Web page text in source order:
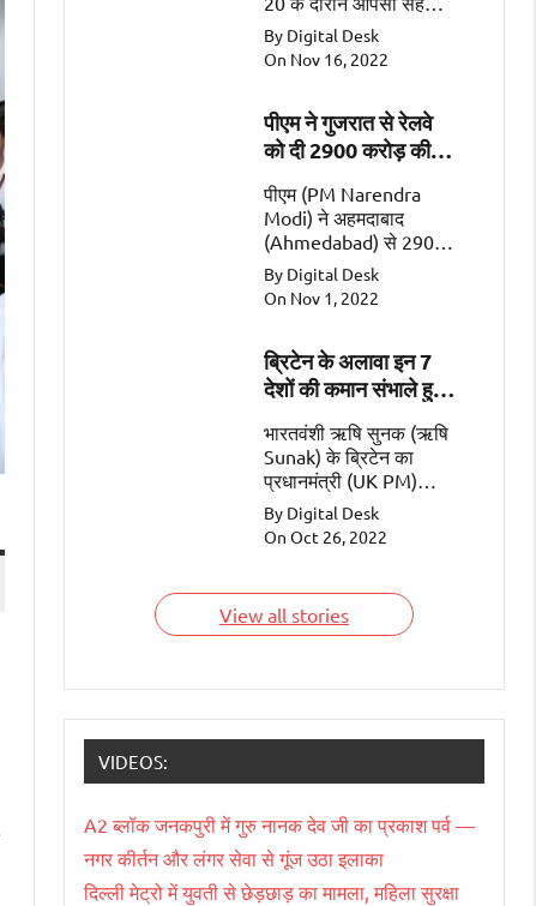
के महत्वपूर्ण क्षेत्रों जैसे कि
व्यापार, गतिशीलता, रक्षा और
सुरक्षा पर चर्चा की
By Digital Desk
On Nov 16, 2022
पीएम ने गुजरात से रेलवे
को दी 2900 करोड़ की
पीएम (PM Narendra
Modi) ने अहमदाबाद
(Ahmedabad) से 2900
करोड़ की 2 रेल
परियोजनाओं (Railway
Projects worth Rs
समर्पित।
By Digital Desk
On Nov 1, 2022
ब्रिटेन के अलावा इन 7
देशों की कमान संभाले हुए
भारतवंशी ऋषि सुनक (ऋषि
Sunak) के ब्रिटेन का
प्रधानमंत्री (UK PM)
बनना एक ऐतिहासिक पल
है। इसके अलावा सात ऐसे
देश हैं जिन्हें भारतवंशी चला
भारतवंशियों के बारे में।
By Digital Desk
On Oct 26, 2022
View all stories
VIDEOS:
A2 ब्लॉक जनकपुरी में गुरु नानक देव जी का प्रकाश पर्व —
नगर कीर्तन और लंगर सेवा से गूंज उठा इलाका
दिल्ली मेट्रो में युवती से छेड़छाड़ का मामला, महिला सुरक्षा